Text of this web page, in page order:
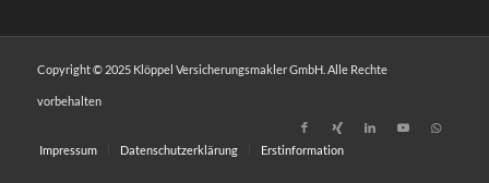
Copyright © 2025 Klöppel Versicherungsmakler GmbH. Alle Rechte
vorbehalten
Impressum Datenschutzerklärung Erstinformation